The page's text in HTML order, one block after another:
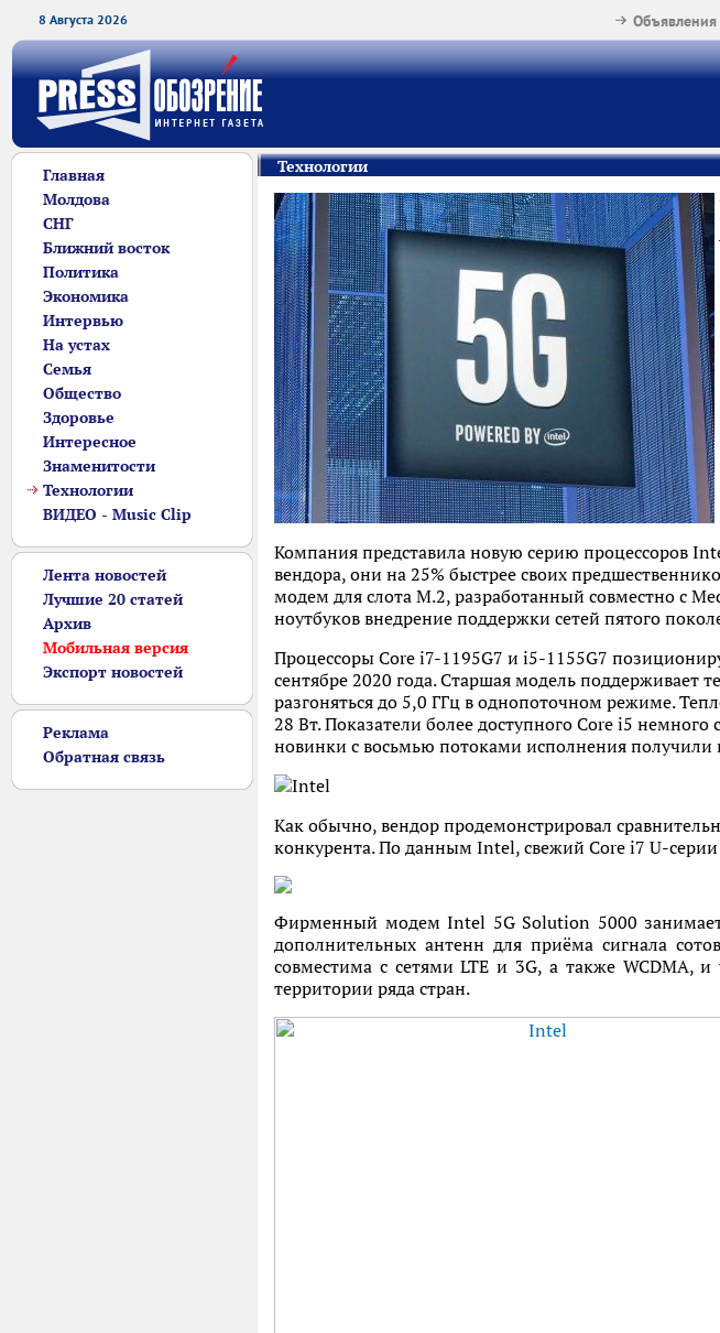
8 Августа 2026 Объявления
Главная
Молдова
СНГ
Ближний восток
Политика
Экономика
Интервью
На устах
Семья
Общество
Здоровье
Интересное
Знаменитости
Технологии
ВИДЕО - Music Clip
Лента новостей
Лучшие 20 статей
Архив
Мобильная версия
Экспорт новостей
Реклама
Обратная связь
Технологии
Компания представила новую серию процессоров
вендора, они на 25% быстрее своих
модем для слота M.2, разработанный совместно с
ноутбуков внедрение поддержки сетей пятого
Процессоры Core i7-1195G7 и i5-1155G7
сентябре 2020 года. Старшая модель поддерживает
разгоняться до 5,0 ГГц в однопоточном режиме.
28 Вт. Показатели более доступного Core i5
новинки с восьмью потоками исполнения получили
Как обычно, вендор продемонстрировал
конкурента. По данным Intel, свежий Core i7 U-серии
Фирменный модем Intel 5G Solution 5000 занимает
дополнительных антенн для приёма сигнала
совместима с сетями LTE и 3G, а также WCDMA,
территории ряда стран.